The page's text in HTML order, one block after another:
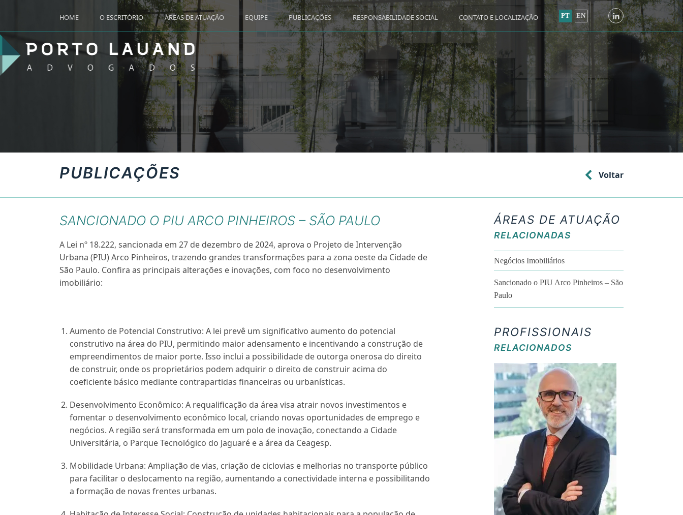
HOME O ESCRITÓRIO ÁREAS DE ATUAÇÃO EQUIPE PUBLICAÇÕES RESPONSABILIDADE SOCIAL CONTATO E LOCALIZAÇÃO PT EN
PUBLICAÇÕES Voltar
SANCIONADO O PIU ARCO PINHEIROS – SÃO PAULO
A Lei nº 18.222, sancionada em 27 de dezembro de 2024, aprova o Projeto de Intervenção
Urbana (PIU) Arco Pinheiros, trazendo grandes transformações para a zona oeste da Cidade de
São Paulo. Confira as principais alterações e inovações, com foco no desenvolvimento
imobiliário:
Aumento de Potencial Construtivo: A lei prevê um significativo aumento do potencial
construtivo na área do PIU, permitindo maior adensamento e incentivando a construção de
empreendimentos de maior porte. Isso inclui a possibilidade de outorga onerosa do direito
de construir, onde os proprietários podem adquirir o direito de construir acima do
coeficiente básico mediante contrapartidas financeiras ou urbanísticas.
Desenvolvimento Econômico: A requalificação da área visa atrair novos investimentos e
fomentar o desenvolvimento econômico local, criando novas oportunidades de emprego e
negócios. A região será transformada em um polo de inovação, conectando a Cidade
Universitária, o Parque Tecnológico do Jaguaré e a área da Ceagesp.
Mobilidade Urbana: Ampliação de vias, criação de ciclovias e melhorias no transporte público
para facilitar o deslocamento na região, aumentando a conectividade interna e possibilitando
a formação de novas frentes urbanas.
ÁREAS DE ATUAÇÃO
RELACIONADAS
Negócios Imobiliários
Sancionado o PIU Arco Pinheiros – São
Paulo
PROFISSIONAIS
RELACIONADOS